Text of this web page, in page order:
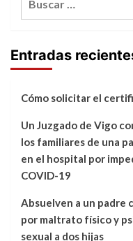
Entradas
Cómo solicitar el
Un Juzgado de Vigo
los familiares de una
en el hospital por
COVID-19
Absuelven a un padre
por maltrato físico y
sexual a dos hijas